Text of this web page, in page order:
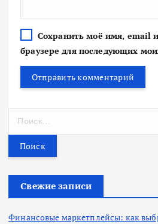
Сохранить моё имя, email
браузере для последующих
т
Свежие записи
Финансовые маркетплейсы: как